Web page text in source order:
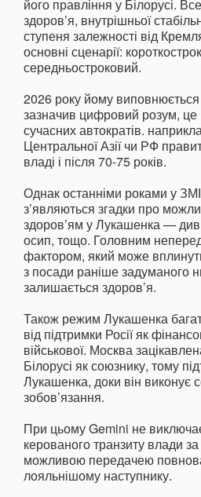
його правління у Білорусі.
здоров’я, внутрішньої
ступеня залежності від
основні сценарії:
середньостроковий.
2026 року йому
зазначив цифровий розум, це
сучасних автократів.
Центральної Азії чи РФ
владі і після 70-75 років.
Однак останніми роками у
з’являються згадки про
здоров’ям у Лукашенка —
осип, тощо. Головним
фактором, який може
з посади раніше задуманого
залишається здоров’я.
Також режим Лукашенка
від підтримки Росії як
військової. Москва
Білорусі як союзнику, тому
Лукашенка, доки він виконує
зобов’язання.
При цьому Gemini не
керованого транзиту влади
можливою передачею
лояльнішому наступнику.